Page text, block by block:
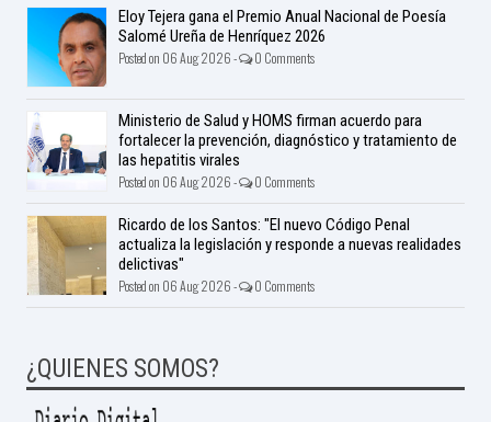
Eloy Tejera gana el Premio Anual Nacional de Poesía
Salomé Ureña de Henríquez 2026
Posted on 06 Aug 2026 - 0 Comments
Ministerio de Salud y HOMS firman acuerdo para
fortalecer la prevención, diagnóstico y tratamiento de
las hepatitis virales
Posted on 06 Aug 2026 - 0 Comments
Ricardo de los Santos: "El nuevo Código Penal
actualiza la legislación y responde a nuevas realidades
delictivas"
Posted on 06 Aug 2026 - 0 Comments
¿QUIENES SOMOS?